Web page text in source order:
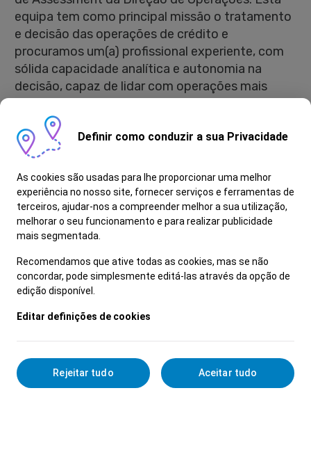
equipa tem como principal missão o tratamento
e decisão das operações de crédito e
procuramos um(a) profissional experiente, com
sólida capacidade analítica e autonomia na
decisão, capaz de lidar com operações mais
menos experientes, contribuindo para o sucesso
do nosso negócio e dos nossos clientes.
Como Analista de Crédito esta pessoa terá
a oportunidade de desempenhar atividades
desafiantes e diversificadas, entre as
quais:
- Validar e assegurar o rigor de todos os
documentos associados às propostas de
crédito, identificando riscos e propondo medidas
de mitigação
crédito
- Realizar a análise e tomada de decisão de
Definir como conduzir a sua Privacidade
As cookies são usadas para lhe proporcionar uma melhor
experiência no nosso site, fornecer serviços e ferramentas de
terceiros, ajudar-nos a compreender melhor a sua utilização,
melhorar o seu funcionamento e para realizar publicidade
mais segmentada.
Recomendamos que ative todas as cookies, mas se não
concordar, pode simplesmente editá-las através da opção de
edição disponível.
Editar definições de cookies
Rejeitar tudo Aceitar tudo